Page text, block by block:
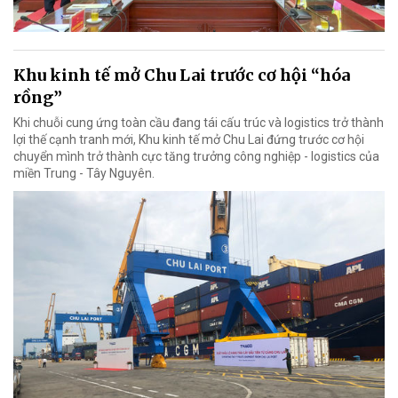
Khu kinh tế mở Chu Lai trước cơ hội “hóa
rồng”
Khi chuỗi cung ứng toàn cầu đang tái cấu trúc và logistics trở thành
lợi thế cạnh tranh mới, Khu kinh tế mở Chu Lai đứng trước cơ hội
chuyển mình trở thành cực tăng trưởng công nghiệp - logistics của
miền Trung - Tây Nguyên.